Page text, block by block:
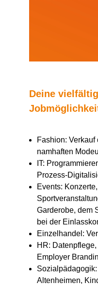
Deine
Fashion: Verkauf
namhaften
IT:
Prozess-
Events:
Garderobe, dem
bei der
Einzelhandel:
HR:
Employer
Altenheimen,